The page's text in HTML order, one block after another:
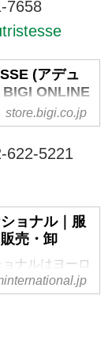
7658
(アデュ
ONLINE
ンラインスト
する公式通販
（ア
のTOPページ
サイトならで
新規会員登録
ポンプレゼ
store.bigi.co.jp
622-5221
ョナル｜服
売・卸
ナルはヨーロ
飾及び服雑貨